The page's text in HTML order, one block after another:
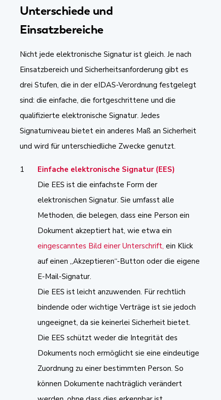
Unterschiede und
Einsatzbereiche
Nicht jede elektronische Signatur ist gleich. Je nach
Einsatzbereich und Sicherheitsanforderung gibt es
drei Stufen, die in der eIDAS-Verordnung festgelegt
sind: die einfache, die fortgeschrittene und die
qualifizierte elektronische Signatur. Jedes
Signaturniveau bietet ein anderes Maß an Sicherheit
und wird für unterschiedliche Zwecke genutzt.
Einfache elektronische Signatur (EES)
Die EES ist die einfachste Form der
elektronischen Signatur. Sie umfasst alle
Methoden, die belegen, dass eine Person ein
Dokument akzeptiert hat, wie etwa ein
eingescanntes Bild einer Unterschrift, ein Klick
auf einen „Akzeptieren“-Button oder die eigene
E-Mail-Signatur.
Die EES ist leicht anzuwenden. Für rechtlich
bindende oder wichtige Verträge ist sie jedoch
ungeeignet, da sie keinerlei Sicherheit bietet.
Die EES schützt weder die Integrität des
Dokuments noch ermöglicht sie eine eindeutige
Zuordnung zu einer bestimmten Person. So
können Dokumente nachträglich verändert